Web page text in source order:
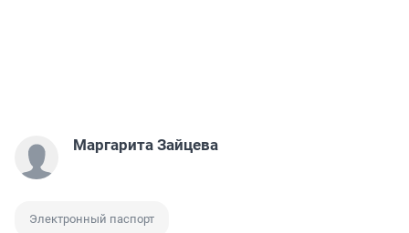
Маргарита Зайцева
Электронный паспорт